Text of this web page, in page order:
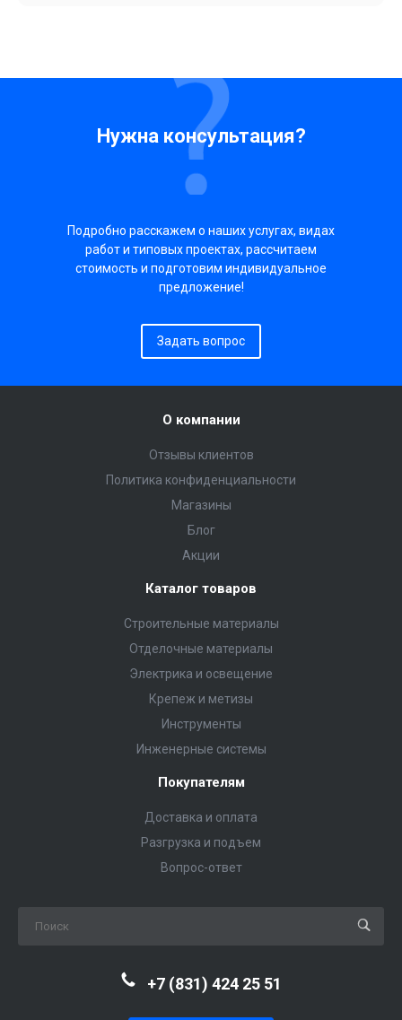
Нужна консультация?
Подробно расскажем о наших услугах, видах
работ и типовых проектах, рассчитаем
стоимость и подготовим индивидуальное
предложение!
Задать вопрос
О компании
Отзывы клиентов
Политика конфиденциальности
Магазины
Блог
Акции
Каталог товаров
Строительные материалы
Отделочные материалы
Электрика и освещение
Крепеж и метизы
Инструменты
Инженерные системы
Покупателям
Доставка и оплата
Разгрузка и подъем
Вопрос-ответ
+7 (831) 424 25 51